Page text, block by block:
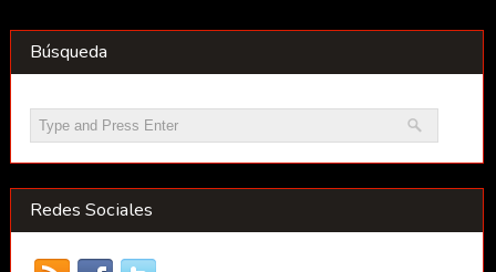
Búsqueda
Redes Sociales